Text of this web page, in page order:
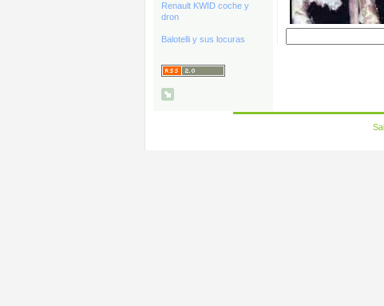
Renault KWID coche y
dron
Balotelli y sus locuras